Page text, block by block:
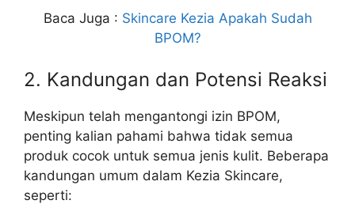
Baca Juga : Skincare Kezia Apakah Sudah
BPOM?
2. Kandungan dan Potensi Reaksi
Meskipun telah mengantongi izin BPOM,
penting kalian pahami bahwa tidak semua
produk cocok untuk semua jenis kulit. Beberapa
kandungan umum dalam Kezia Skincare,
seperti: